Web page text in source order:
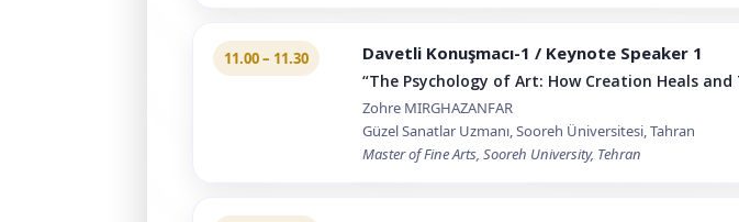
11.00 – 11.30 Davetli Konuşmacı-1 / Keynote Speaker 1
“The Psychology of Art: How Creation Heals
Zohre MIRGHAZANFAR
Güzel Sanatlar Uzmanı, Sooreh Üniversitesi, Tahran
Master of Fine Arts, Sooreh University, Tehran